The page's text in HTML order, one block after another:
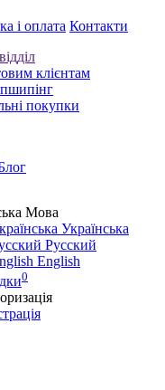
і оплата Контакти
клієнтам
покупки
Мова
Українська
Русский
English
0